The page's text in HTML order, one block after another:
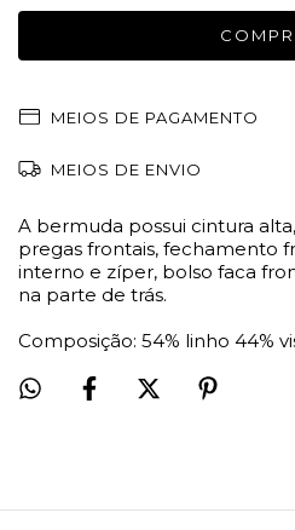
MEIOS DE PAGAMENTO
MEIOS DE ENVIO
A bermuda possui cintura
pregas frontais, fechamento
interno e zíper, bolso faca
na parte de trás.
Composição: 54% linho 44%